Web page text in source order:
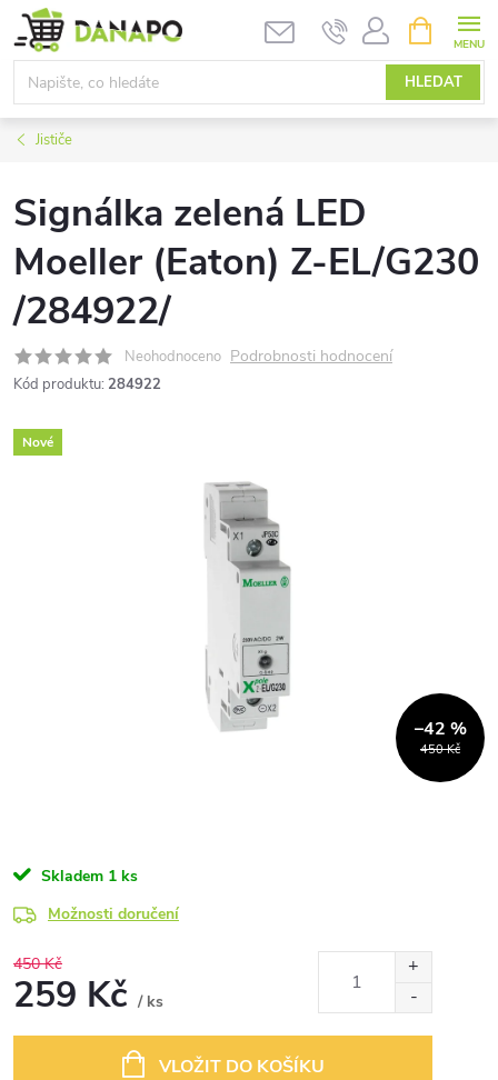
Přejít
na
obsah
HLEDAT
NÁKUPNÍ
KOŠÍK
Jističe
Signálka zelená LED
Moeller (Eaton) Z-EL/G230
/284922/
Neohodnoceno Podrobnosti hodnocení
Kód produktu: 284922
Nové
450 Kč
–42 %
Skladem 1 ks
Možnosti doručení
450 Kč
259 Kč / ks
VLOŽIT DO KOŠÍKU